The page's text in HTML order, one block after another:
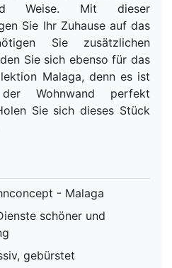
Weise. Mit dieser
Sie Ihr Zuhause auf das
Sie zusätzlichen
Sie sich ebenso für das
Malaga, denn es ist
Wohnwand perfekt
Sie sich dieses Stück
- Malaga
schöner und
gebürstet